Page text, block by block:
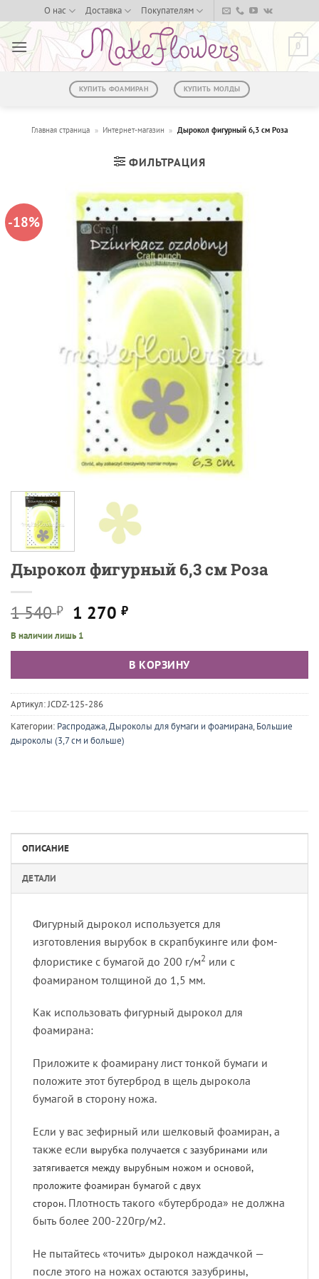
to
content
О нас Доставка Покупателям
0
КУПИТЬ ФОАМИРАН КУПИТЬ МОЛДЫ
Главная страница » Интернет-магазин » Дырокол фигурный 6,3 см Роза
ФИЛЬТРАЦИЯ
-18%
Дырокол фигурный 6,3 см Роза
1 540₽ Первоначальная
цена
составляла
540 ₽.
1 270₽Текущая
1
270 ₽.
В наличии лишь 1
В КОРЗИНУ
Артикул:JCDZ-125-286
Категории: Распродажа,Дыроколы для бумаги и фоамирана,Большие
дыроколы (3,7 см и больше)
ОПИСАНИЕ
ДЕТАЛИ
Фигурный дырокол используется для
изготовления вырубок в скрапбукинге или фом-
флористике с бумагой до 200 г/м2 или с
фоамираном толщиной до 1,5 мм.
Как использовать фигурный дырокол для
фоамирана:
Приложите к фоамирану лист тонкой бумаги и
положите этот бутерброд в щель дырокола
бумагой в сторону ножа.
Если у вас зефирный или шелковый фоамиран, а
также если вырубка получается с зазубринами или
затягивается между вырубным ножом и основой,
проложите фоамиран бумагой с двух
сторон. Плотность такого «бутерброда» не должна
быть более 200-220гр/м2.
Не пытайтесь «точить» дырокол наждачкой —
после этого на ножах остаются зазубрины,